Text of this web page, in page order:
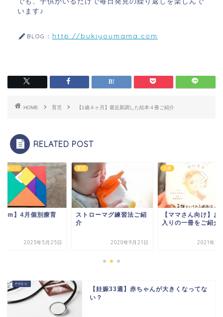
います♪
BLOG： http://bukiyoumama.com
HOME 育児 【1歳４ヶ月】最近新調した絵本４冊ご紹介
RELATED POST
ローマグ練習法ご紹
2020年9月21日
出産
【ママさん向け】お気に
入りの一冊をご紹介
2021年2月19日
ライフスタイル
【3y4m】4月個別
2023年5
【妊娠33週】赤ちゃんが大きくなってな
い？